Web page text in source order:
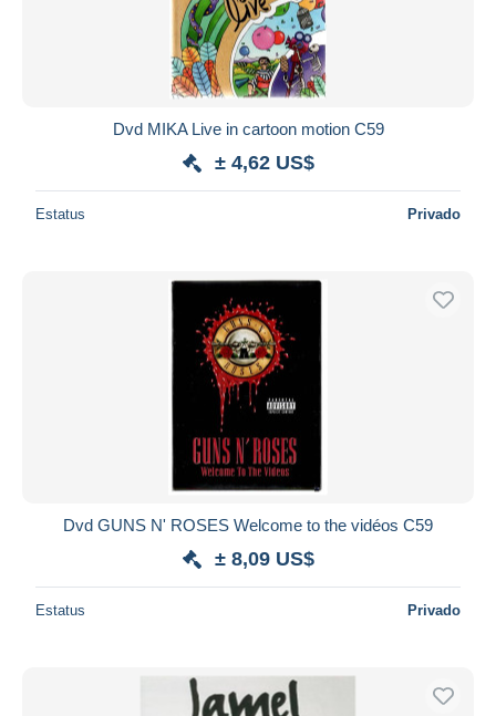
Dvd MIKA Live in cartoon motion C59
± 4,62 US$
Estatus Privado
Dvd GUNS N' ROSES Welcome to the vidéos C59
± 8,09 US$
Estatus Privado